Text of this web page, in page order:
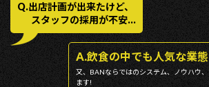
Q.出店計画が出来たけど、
スタッフの採⽤が不安...
A.飲⾷の中でも⼈気な業態
又、BANならではのシステム、ノウハウ
ます!